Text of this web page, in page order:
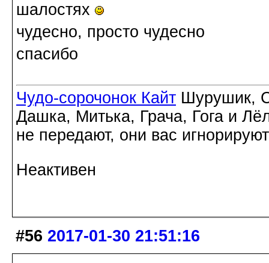
шалостях
чудесно, просто чудесно
спасибо
Чудо-сорочонок Кайт Шурушик,
Дашка, Митька, Грача, Гога и
не передают, они вас игнорируют
Неактивен
#56 2017-01-30 21:51:16